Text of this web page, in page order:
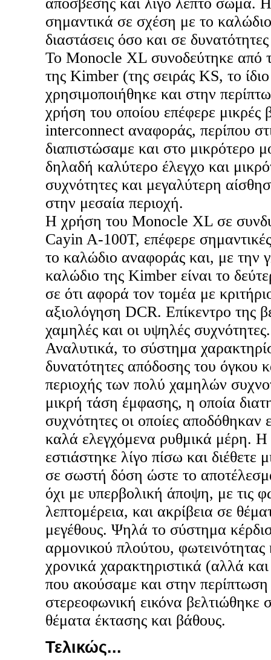
σημαντικά σε σχέση με το
διαστάσεις όσο και σε
Το Monocle XL συνοδεύτηκε από
της Kimber (της σειράς KS, το
χρησιμοποιήθηκε και στην
χρήση του οποίου επέφερε μικρές
interconnect αναφοράς, περίπου
διαπιστώσαμε και στο μικρότερο
δηλαδή καλύτερο έλεγχο και
συχνότητες και μεγαλύτερη
στην μεσαία περιοχή.
Η χρήση του Monocle XL σε
Cayin A-100T, επέφερε
το καλώδιο αναφοράς και, με την
καλώδιο της Kimber είναι το
σε ότι αφορά τον τομέα με
αξιολόγηση DCR. Επίκεντρο της
χαμηλές και οι υψηλές συχνότητες.
Αναλυτικά, το σύστημα
δυνατότητες απόδοσης του όγκου
περιοχής των πολύ χαμηλών
μικρή τάση έμφασης, η οποία
συχνότητες οι οποίες αποδόθηκαν
καλά ελεγχόμενα ρυθμικά μέρη. Η
εστιάστηκε λίγο πίσω και
σε σωστή δόση ώστε το
όχι με υπερβολική άποψη, με τις
λεπτομέρεια, και ακρίβεια σε
μεγέθους. Ψηλά το σύστημα
αρμονικού πλούτου,
χρονικά χαρακτηριστικά (αλλά
που ακούσαμε και στην
στερεοφωνική εικόνα βελτιώθηκε
θέματα έκτασης και βάθους.
Τελικώς...